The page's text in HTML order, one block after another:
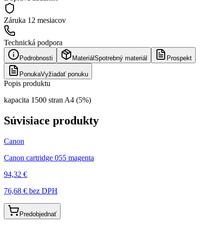
Záruka 12 mesiacov
Technická podpora
Podrobnosti Materiál Spotrebný materiál Prospekt
PonukaVyžiadať ponuku
Popis produktu
kapacita 1500 stran A4 (5%)
Súvisiace produkty
Canon
Canon cartridge 055 magenta
94,32 €
76,68 € bez DPH
Predobjednať